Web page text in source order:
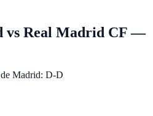
vs Real Madrid CF—
Madrid: D-D